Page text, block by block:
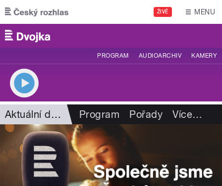
Přejít k hlavnímu obsahu
ŽIVĚ MENU
PROGRAM AUDIOARCHIV KAMERY
Aktuální dění Program Pořady Více…